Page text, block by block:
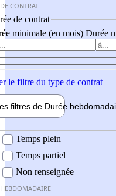
CONTRAT
de contrat
minimale (en mois) Durée
le filtre du type de contrat
filtres de Durée hebdo
Temps plein
Temps partiel
Non renseignée